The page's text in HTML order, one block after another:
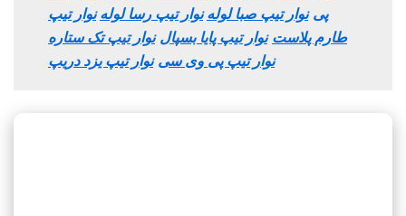
پی نوار تیپ صبا لوله نوار تیپ رسا لوله نوار تیپ
طارم پلاست نوار تیپ پایا بسپال نوار تیپ تک ستاره
نوار تیپ پی وی سی نوار تیپ یزد دریپ